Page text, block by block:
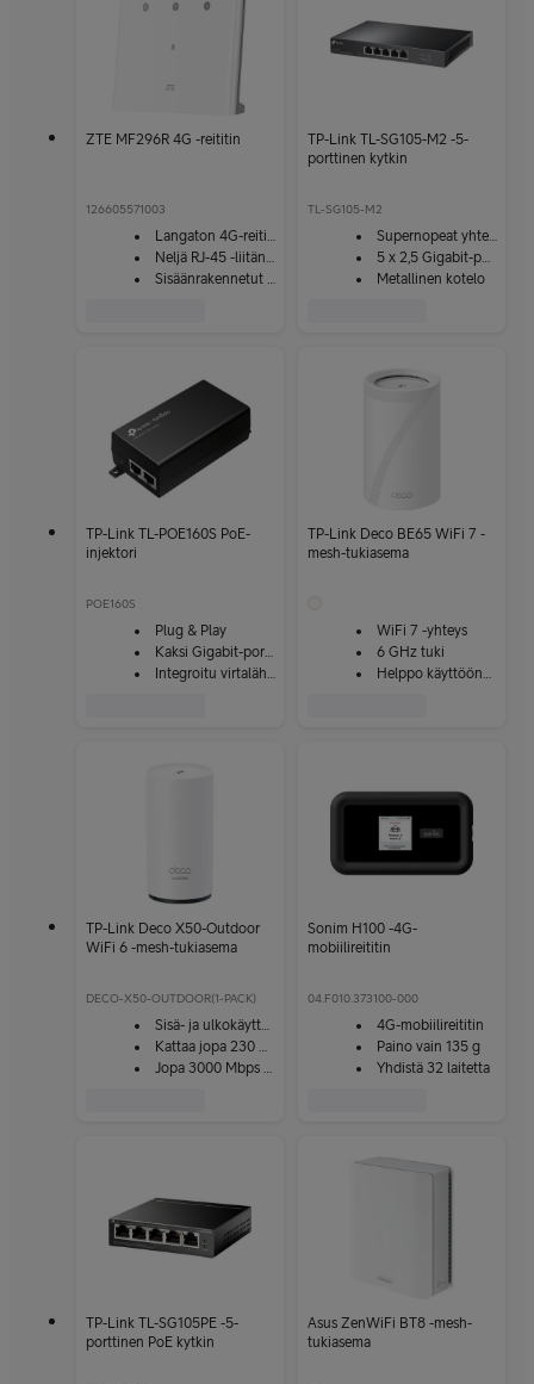
ZTE MF296R 4G -reititin
126605571003
Langaton 4G-reititin
Neljä RJ-45 -liitäntää
Sisäänrakennetut antennit
TP-Link TL-SG105-M2 -5-
porttinen kytkin
TL-SG105-M2
Supernopeat yhteydet
5 x 2,5 Gigabit-porttia
Metallinen kotelo
TP-Link TL-POE160S PoE-
injektori
POE160S
Plug & Play
Kaksi Gigabit-porttia
Integroitu virtalähde
TP-Link Deco BE65 WiFi 7 -
mesh-tukiasema
WiFi 7 -yhteys
6 GHz tuki
Helppo käyttöönotto
TP-Link Deco X50-Outdoor
WiFi 6 -mesh-tukiasema
DECO-X50-OUTDOOR(1-PACK)
Sisä- ja ulkokäyttöön
Kattaa jopa 230 m²
Jopa 3000 Mbps nopeus
Sonim H100 -4G-
mobiilireititin
04.F010.373100-000
4G-mobiilireititin
Paino vain 135 g
Yhdistä 32 laitetta
TP-Link TL-SG105PE -5-
porttinen PoE kytkin
Asus ZenWiFi BT8 -mesh-
tukiasema